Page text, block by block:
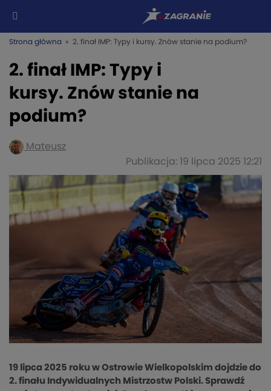
Strona główna » 2. finał IMP: Typy i kursy. Znów stanie na podium?
2. finał IMP: Typy i
kursy. Znów stanie na
podium?
Mateusz
Publikacja: 19 lipca 2025 12:21
19 lipca 2025 roku w Ostrowie Wielkopolskim dojdzie do
2. finału Indywidualnych Mistrzostw Polski. Sprawdź